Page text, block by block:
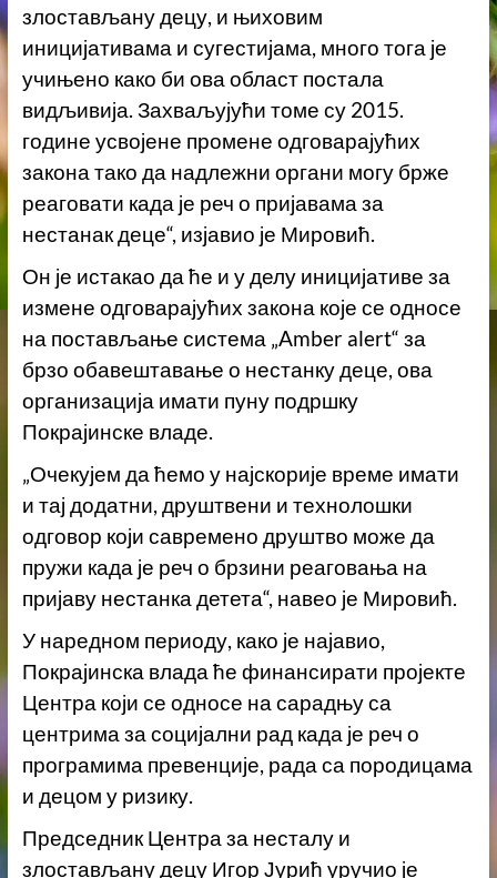
злостављану децу, и њиховим
иницијативама и сугестијама, много тога је
учињено како би ова област постала
видљивија. Захваљујући томе су 2015.
године усвојене промене одговарајућих
закона тако да надлежни органи могу брже
реаговати када је реч о пријавама за
нестанак деце“, изјавио је Мировић.
Он је истакао да ће и у делу иницијативе за
измене одговарајућих закона које се односе
на постављање система „Amber alert“ за
брзо обавештавање о нестанку деце, ова
организација имати пуну подршку
Покрајинске владе.
„Очекујем да ћемо у најскорије време имати
и тај додатни, друштвени и технолошки
одговор који савремено друштво може да
пружи када је реч о брзини реаговања на
пријаву нестанка детета“, навео је Мировић.
У наредном периоду, како је најавио,
Покрајинска влада ће финансирати пројекте
Центра који се односе на сарадњу са
центрима за социјални рад када је реч о
програмима превенције, рада са породицама
и децом у ризику.
Председник Центра за несталу и
злостављану децу Игор Јурић уручио је